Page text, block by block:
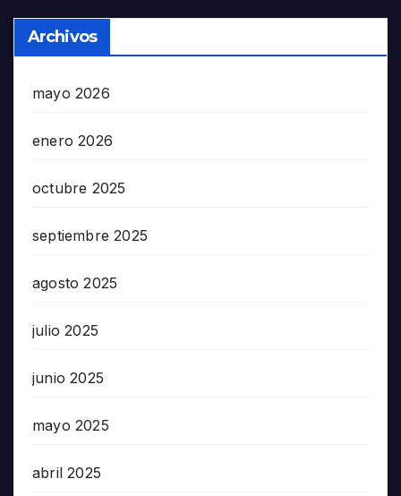
Archivos
mayo 2026
enero 2026
octubre 2025
septiembre 2025
agosto 2025
julio 2025
junio 2025
mayo 2025
abril 2025